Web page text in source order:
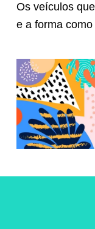
Os veículos
e a forma